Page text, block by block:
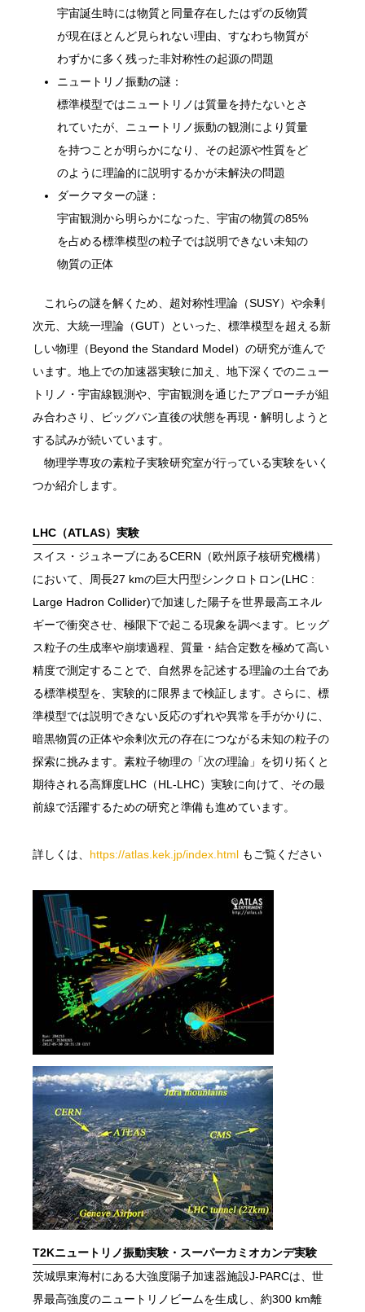
宇宙誕生時には物質と同量存在したはずの反物質
が現在ほとんど見られない理由、すなわち物質が
わずかに多く残った非対称性の起源の問題
ニュートリノ振動の謎：
標準模型ではニュートリノは質量を持たないとさ
れていたが、ニュートリノ振動の観測により質量
を持つことが明らかになり、その起源や性質をど
のように理論的に説明するかが未解決の問題
ダークマターの謎：
宇宙観測から明らかになった、宇宙の物質の85%
を占める標準模型の粒子では説明できない未知の
物質の正体
これらの謎を解くため、超対称性理論（SUSY）や余剰
次元、大統一理論（GUT）といった、標準模型を超える新
しい物理（Beyond the Standard Model）の研究が進んで
います。地上での加速器実験に加え、地下深くでのニュー
トリノ・宇宙線観測や、宇宙観測を通じたアプローチが組
み合わさり、ビッグバン直後の状態を再現・解明しようと
する試みが続いています。
物理学専攻の素粒子実験研究室が行っている実験をいく
つか紹介します。
LHC（ATLAS）実験
スイス・ジュネーブにあるCERN（欧州原子核研究機構）
において、周長27 kmの巨大円型シンクロトロン(LHC :
Large Hadron Collider)で加速した陽子を世界最高エネル
ギーで衝突させ、極限下で起こる現象を調べます。ヒッグ
ス粒子の生成率や崩壊過程、質量・結合定数を極めて高い
精度で測定することで、自然界を記述する理論の土台であ
る標準模型を、実験的に限界まで検証します。さらに、標
準模型では説明できない反応のずれや異常を手がかりに、
暗黒物質の正体や余剰次元の存在につながる未知の粒子の
探索に挑みます。素粒子物理の「次の理論」を切り拓くと
期待される高輝度LHC（HL-LHC）実験に向けて、その最
前線で活躍するための研究と準備も進めています。
詳しくは、 https://atlas.kek.jp/index.html もご覧ください
T2Kニュートリノ振動実験・スーパーカミオカンデ実験
茨城県東海村にある大強度陽子加速器施設J-PARCは、世
界最高強度のニュートリノビームを生成し、約300 km離